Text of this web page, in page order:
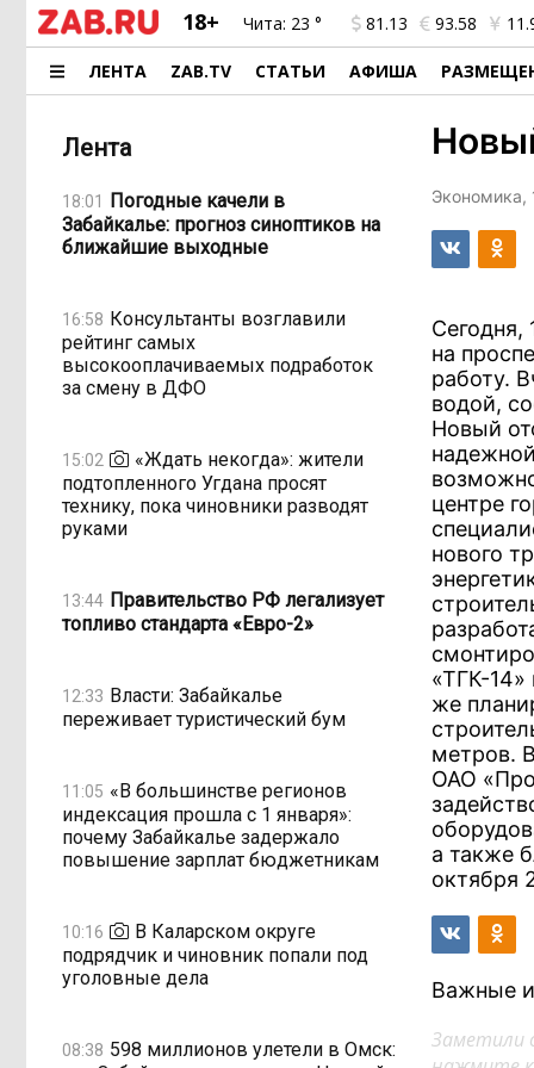
18+ Чита: 23 ° 81.13 93.58
ЛЕНТА ZAB.TV СТАТЬИ АФИША
Лента
18:01 Погодные качели в
Забайкалье: прогноз синоптиков на
ближайшие выходные
16:58 Консультанты возглавили
рейтинг самых
высокооплачиваемых подработок
за смену в ДФО
15:02
«Ждать некогда»: жители
подтопленного Угдана просят
технику, пока чиновники разводят
руками
13:44 Правительство РФ легализует
топливо стандарта «Евро-2»
12:33 Власти: Забайкалье
переживает туристический бум
11:05 «В большинстве регионов
индексация прошла с 1 января»:
почему Забайкалье задержало
повышение зарплат бюджетникам
10:16
В Каларском округе
подрядчик и чиновник попали под
уголовные дела
08:38 598 миллионов улетели в Омск:
Экономика,
Сегодня,
на
работу.
водой,
Новый
центре
нового
«ТГК-14»
же
метров.
ОАО
а также
октября
Важные
Заметили